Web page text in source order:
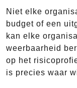
Niet elke
budget of een
kan elke
weerbaarheid
op het
is precies waar